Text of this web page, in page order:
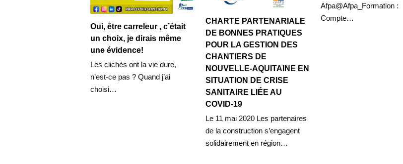
Oui, être carreleur , c’était
un choix, je dirais même
une évidence!
Les clichés ont la vie dure,
n’est-ce pas ? Quand j’ai
choisi…
CHARTE PARTENARIALE
DE BONNES PRATIQUES
POUR LA GESTION DES
CHANTIERS DE
NOUVELLE-AQUITAINE EN
SITUATION DE CRISE
SANITAIRE LIÉE AU
COVID-19
Le 11 mai 2020 Les partenaires
de la construction s’engagent
solidairement en région…
Afpa@Afpa_Formation :
Compte…